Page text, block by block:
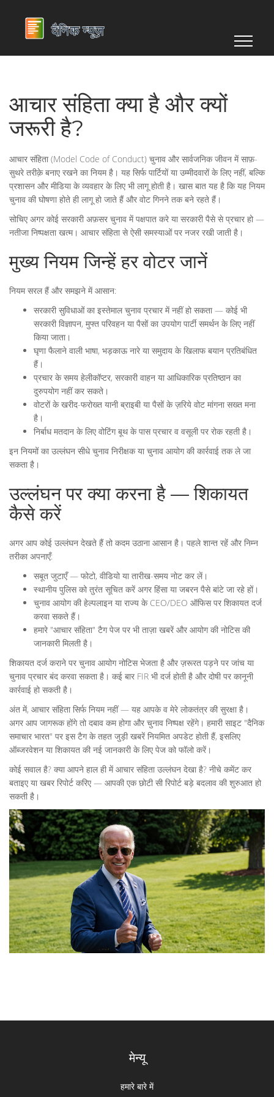
आचार संहिता क्या है और क्यों
जरूरी है?
आचार संहिता (Model Code of Conduct) चुनाव और सार्वजनिक जीवन में साफ़-
सुथरे तरीक़े बनाए रखने का नियम है। यह सिर्फ पार्टियों या उम्मीदवारों के लिए नहीं, बल्कि
प्रशासन और मीडिया के व्यवहार के लिए भी लागू होती है। खास बात यह है कि यह नियम
चुनाव की घोषणा होते ही लागू हो जाते हैं और वोट गिनने तक बने रहते हैं।
सोचिए अगर कोई सरकारी अफ़सर चुनाव में पक्षपात करे या सरकारी पैसे से प्रचार हो —
नतीजा निष्पक्षता खत्म। आचार संहिता से ऐसी समस्याओं पर नजर रखी जाती है।
मुख्य नियम जिन्हें हर वोटर जानें
नियम सरल हैं और समझने में आसान:
सरकारी सुविधाओं का इस्तेमाल चुनाव प्रचार में नहीं हो सकता — कोई भी
सरकारी विज्ञापन, मुफ्त परिवहन या पैसों का उपयोग पार्टी समर्थन के लिए नहीं
किया जाता।
घृणा फैलाने वाली भाषा, भड़काऊ नारे या समुदाय के खिलाफ बयान प्रतिबंधित
हैं।
प्रचार के समय हेलीकॉप्टर, सरकारी वाहन या आधिकारिक प्रतिष्ठान का
दुरुपयोग नहीं कर सकते।
वोटरों के खरीद-फरोख्त यानी ब्राइबी या पैसों के ज़रिये वोट मांगना सख्त मना
है।
निर्बाध मतदान के लिए वोटिंग बूथ के पास प्रचार व वसूली पर रोक रहती है।
इन नियमों का उल्लंघन सीधे चुनाव निरीक्षक या चुनाव आयोग की कार्रवाई तक ले जा
सकता है।
उल्लंघन पर क्या करना है — शिकायत
कैसे करें
अगर आप कोई उल्लंघन देखते हैं तो कदम उठाना आसान है। पहले शान्त रहें और निम्न
तरीका अपनाएँ:
सबूत जुटाएँ — फोटो, वीडियो या तारीख-समय नोट कर लें।
स्थानीय पुलिस को तुरंत सूचित करें अगर हिंसा या जबरन पैसे बांटे जा रहे हों।
चुनाव आयोग की हेल्पलाइन या राज्य के CEO/DEO ऑफिस पर शिकायत दर्ज
करवा सकते हैं।
हमारे "आचार संहिता" टैग पेज पर भी ताज़ा खबरें और आयोग की नोटिस की
जानकारी मिलती है।
शिकायत दर्ज कराने पर चुनाव आयोग नोटिस भेजता है और ज़रूरत पड़ने पर जांच या
चुनाव प्रचार बंद करवा सकता है। कई बार FIR भी दर्ज होती है और दोषी पर कानूनी
कार्रवाई हो सकती है।
अंत में, आचार संहिता सिर्फ नियम नहीं — यह आपके व मेरे लोकतंत्र की सुरक्षा है।
अगर आप जागरूक होंगे तो दबाव कम होगा और चुनाव निष्पक्ष रहेंगे। हमारी साइट "दैनिक
समाचार भारत" पर इस टैग के तहत जुड़ी खबरें नियमित अपडेट होती हैं, इसलिए
ऑब्जरवेशन या शिकायत की नई जानकारी के लिए पेज को फॉलो करें।
कोई सवाल है? क्या आपने हाल ही में आचार संहिता उल्लंघन देखा है? नीचे कमेंट कर
बताइए या खबर रिपोर्ट करिए — आपकी एक छोटी सी रिपोर्ट बड़े बदलाव की शुरुआत हो
सकती है।
मेन्यू
हमारे बारे में